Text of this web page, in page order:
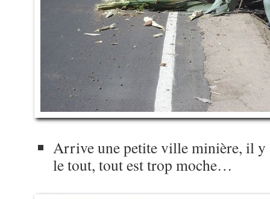
Arrive une petite ville minière, il y
le tout, tout est trop moche…